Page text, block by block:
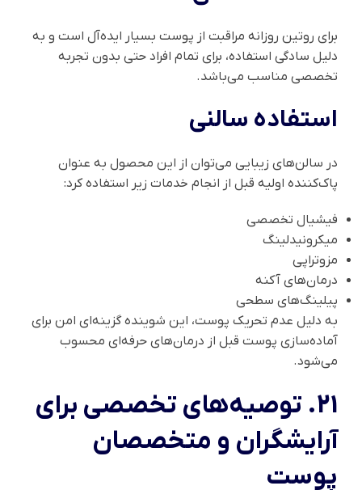
برای روتین روزانه مراقبت از پوست بسیار ایده‌آل است و به
دلیل سادگی استفاده، برای تمام افراد حتی بدون تجربه
تخصصی مناسب می‌باشد.
استفاده سالنی
در سالن‌های زیبایی می‌توان از این محصول به عنوان
پاک‌کننده اولیه قبل از انجام خدمات زیر استفاده کرد:
فیشیال تخصصی
میکرونیدلینگ
مزوتراپی
درمان‌های آکنه
پیلینگ‌های سطحی
به دلیل عدم تحریک پوست، این شوینده گزینه‌ای امن برای
آماده‌سازی پوست قبل از درمان‌های حرفه‌ای محسوب
می‌شود.
21. توصیه‌های تخصصی برای
آرایشگران و متخصصان
پوست